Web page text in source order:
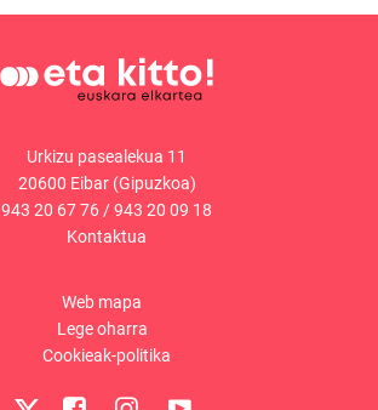
Urkizu pasealekua 11
20600 Eibar (Gipuzkoa)
943 20 67 76/943 20 09 18
Kontaktua
Web mapa
Lege oharra
Cookieak-politika